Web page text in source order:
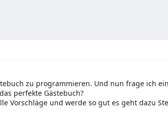
zu programmieren. Und nun frage ich
perfekte Gästebuch?
Vorschläge und werde so gut es geht dazu